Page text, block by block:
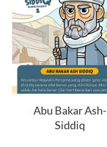
Abu Bakar Ash-
Siddiq